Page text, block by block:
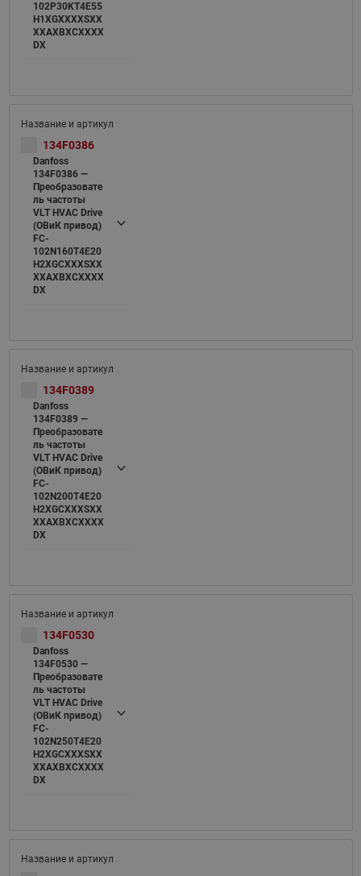
102P30KT4E55
H1XGXXXXSXX
XXAXBXCXXXX
DX
134F0386
Danfoss
134F0386 —
Преобразовате
ль частоты
VLT HVAC Drive
(ОВиК привод)
FC-
102N160T4E20
H2XGCXXXSXX
XXAXBXCXXXX
DX
134F0389
Danfoss
134F0389 —
Преобразовате
ль частоты
VLT HVAC Drive
(ОВиК привод)
FC-
102N200T4E20
H2XGCXXXSXX
XXAXBXCXXXX
DX
134F0530
Danfoss
134F0530 —
Преобразовате
ль частоты
VLT HVAC Drive
(ОВиК привод)
FC-
102N250T4E20
H2XGCXXXSXX
XXAXBXCXXXX
DX